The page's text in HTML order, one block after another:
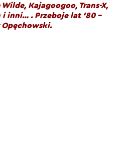
Kajagoogoo, Trans-X,
i inni… . Przeboje lat ’80 –
Opęchowski.